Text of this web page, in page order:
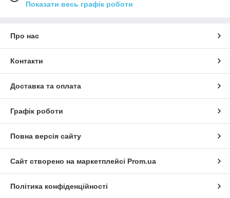
Показати весь графік роботи
Про нас
Контакти
Доставка та оплата
Графік роботи
Повна версія сайту
Сайт створено на маркетплейсі Prom.ua
Політика конфіденційності